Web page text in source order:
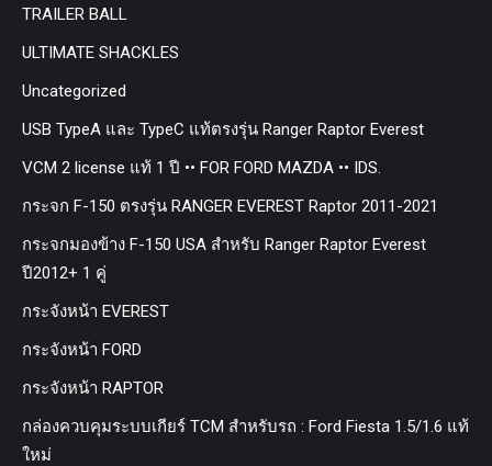
TRAILER BALL
ULTIMATE SHACKLES
Uncategorized
USB TypeA และ TypeC แท้ตรงรุ่น Ranger Raptor Everest
VCM 2 license แท้ 1 ปี •• FOR FORD MAZDA •• IDS.
กระจก F-150 ตรงรุ่น RANGER EVEREST Raptor 2011-2021
กระจกมองข้าง F-150 USA สำหรับ Ranger Raptor Everest
ปี2012+ 1 คู่
กระจังหน้า EVEREST
กระจังหน้า FORD
กระจังหน้า RAPTOR
กล่องควบคุมระบบเกียร์ TCM สำหรับรถ : Ford Fiesta 1.5/1.6 แท้
ใหม่